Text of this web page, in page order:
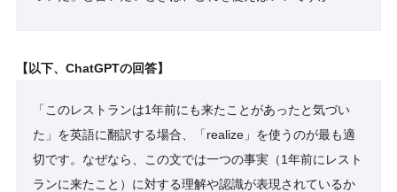
【以下、ChatGPTの回答】
「このレストランは1年前にも来たことがあったと気づい
た」を英語に翻訳する場合、「realize」を使うのが最も適
切です。なぜなら、この文では一つの事実（1年前にレスト
ランに来たこと）に対する理解や認識が表現されているか